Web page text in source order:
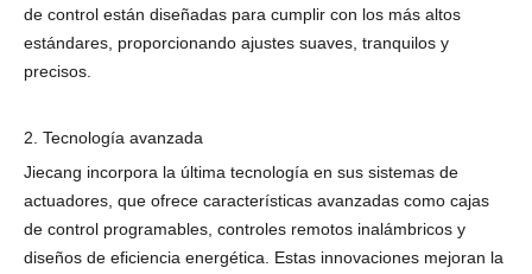
de control están diseñadas para cumplir con los más altos
estándares, proporcionando ajustes suaves, tranquilos y
precisos.
2. Tecnología avanzada
Jiecang incorpora la última tecnología en sus sistemas de
actuadores, que ofrece características avanzadas como cajas
de control programables, controles remotos inalámbricos y
diseños de eficiencia energética. Estas innovaciones mejoran la